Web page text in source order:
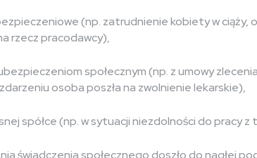
(np. zatrudnienie kobiety w ciąży,
rzecz pracodawcy),
społecznym (np. z umowy
osoba poszła na zwolnienie lekarskie),
spółce (np. w sytuacji niezdolności do pracy z
świadczenia społecznego doszło do nagłej